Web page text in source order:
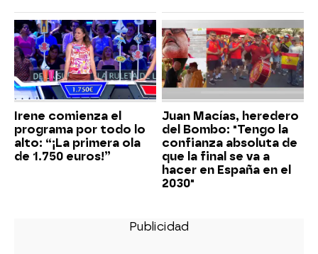
Irene comienza el
programa por todo lo
alto: “¡La primera ola
de 1.750 euros!”
Juan Macías, heredero
del Bombo: "Tengo la
confianza absoluta de
que la final se va a
hacer en España en el
2030"